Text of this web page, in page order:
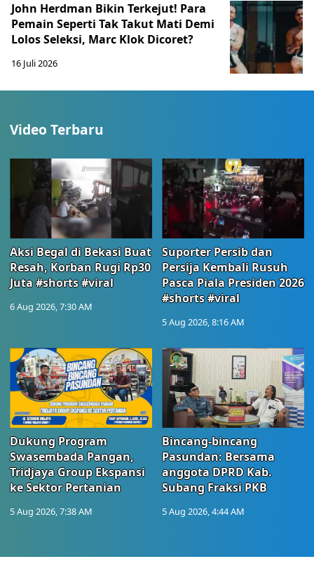
John Herdman Bikin Terkejut! Para
Pemain Seperti Tak Takut Mati Demi
Lolos Seleksi, Marc Klok Dicoret?
16 Juli 2026
Video Terbaru
Aksi Begal di Bekasi Buat
Resah, Korban Rugi Rp30
Juta #shorts #viral
6 Aug 2026, 7:30 AM
Suporter Persib dan
Persija Kembali Rusuh
Pasca Piala Presiden 2026
#shorts #viral
5 Aug 2026, 8:16 AM
Dukung Program
Swasembada Pangan,
Tridjaya Group Ekspansi
ke Sektor Pertanian
5 Aug 2026, 7:38 AM
Bincang-bincang
Pasundan: Bersama
anggota DPRD Kab.
Subang Fraksi PKB
5 Aug 2026, 4:44 AM